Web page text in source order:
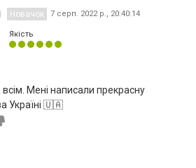
Новачок 7 серп. 2022 р., 20:40:14
Якість
Мені написали прекрасну
Україні 🇺🇦